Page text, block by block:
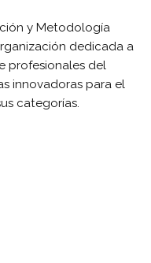
y Metodología
dedicada a
profesionales del
innovadoras para el
categorías.